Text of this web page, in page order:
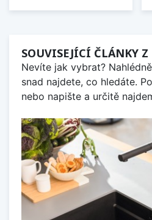
SOUVISEJÍCÍ ČLÁNKY
Nevíte jak vybrat?
snad najdete, co hledáte.
nebo napište a určitě